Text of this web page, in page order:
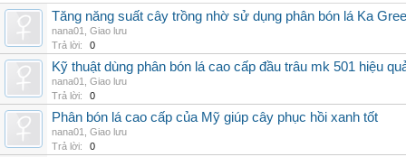
Tăng năng suất cây trồng nhờ sử dụng phân bón lá Ka
nana01
Giao lưu
Trả lời:
0
Kỹ thuật dùng phân bón lá cao cấp đầu trâu mk 501 hiệu
nana01
Giao lưu
Trả lời:
0
Phân bón lá cao cấp của Mỹ giúp cây phục hồi xanh tốt
nana01
Giao lưu
Trả lời:
0